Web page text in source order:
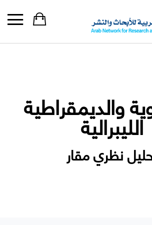
والديمقراطية
الليبرالية
نظري مقار